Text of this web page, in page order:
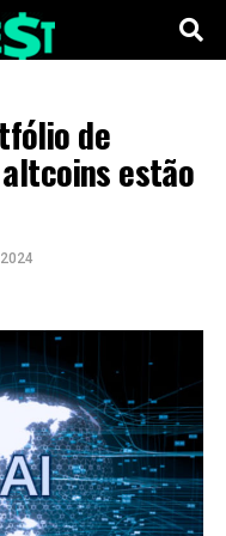
de
estão